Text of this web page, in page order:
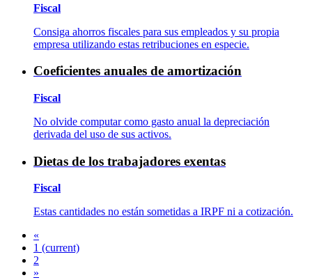
Fiscal
Consiga ahorros fiscales para sus empleados y su propia
empresa utilizando estas retribuciones en especie.
Coeficientes anuales de amortización
Fiscal
No olvide computar como gasto anual la depreciación
derivada del uso de sus activos.
Dietas de los trabajadores exentas
Fiscal
Estas cantidades no están sometidas a IRPF ni a cotización.
«
1 (current)
2
»